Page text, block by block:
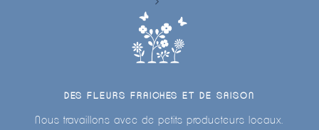
DES FLEURS FRAICHES ET DE SAISON
Nous travaillons avec de petits producteurs locaux.